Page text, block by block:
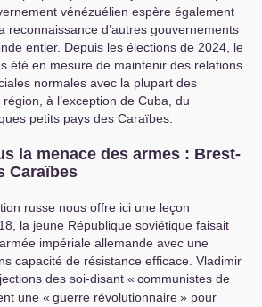
vénézuélien espère également
reconnaissance d’autres gouvernements
entier. Depuis les élections de 2024, le
été en mesure de maintenir des relations
normales avec la plupart des
à l’exception de Cuba, du
petits pays des Caraïbes.
la menace des armes : Brest-
Caraïbes
russe nous offre ici une leçon
la jeune République soviétique faisait
impériale allemande avec une
capacité de résistance efficace. Vladimir
des soi-disant « communistes de
une « guerre révolutionnaire» pour